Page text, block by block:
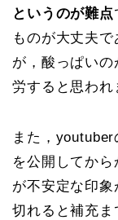
というのが難点
ものが大丈夫
が，酸っぱい
労すると思わ
また，
を公開してか
が不安定な印
切れると補充ま